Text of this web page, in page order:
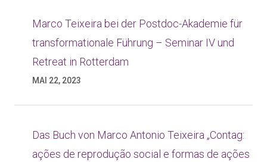
Marco Teixeira bei der Postdoc-Akademie für
transformationale Führung – Seminar IV und
Retreat in Rotterdam
MAI 22, 2023
Das Buch von Marco Antonio Teixeira „Contag:
ações de reprodução social e formas de ações